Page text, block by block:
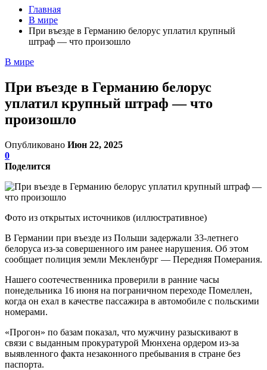
Главная
В мире
При въезде в Германию белорус уплатил крупный
штраф — что произошло
В мире
При въезде в Германию белорус
уплатил крупный штраф — что
произошло
Опубликовано Июн 22, 2025
0
Поделится
Фото из открытых источников (иллюстративное)
В Германии при въезде из Польши задержали 33-летнего
белоруса из-за совершенного им ранее нарушения. Об этом
сообщает полиция земли Мекленбург — Передняя Померания.
Нашего соотечественника проверили в ранние часы
понедельника 16 июня на пограничном переходе Помеллен,
когда он ехал в качестве пассажира в автомобиле с польскими
номерами.
«Прогон» по базам показал, что мужчину разыскивают в
связи с выданным прокуратурой Мюнхена ордером из-за
выявленного факта незаконного пребывания в стране без
паспорта.